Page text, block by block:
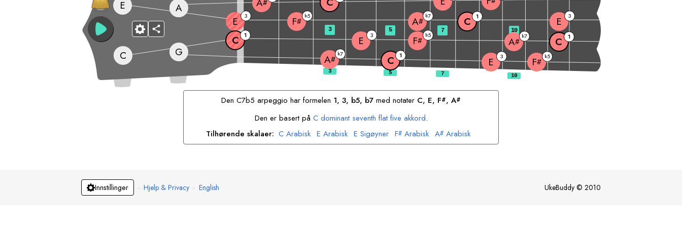
G
A#
b7 C 1 E 3 F#
b5
C
C 1 E 3 F#
b5
A#
b7 C 1
E
E
3 F#
b5 A#
b7 C 1 E 3
A #
3 5 7 10
Den C7b5 arpeggio har formelen 1, 3, b5, b7 med notater C, E, F#, A#
Den er basert på Cdominant seventh flat five akkord.
Tilhørende skalaer: C Arabisk E Arabisk E Sigøyner F# Arabisk A# Arabisk
A# Sigøyner
Innstillinger · Hjelp & Privacy · English UkeBuddy © 2010